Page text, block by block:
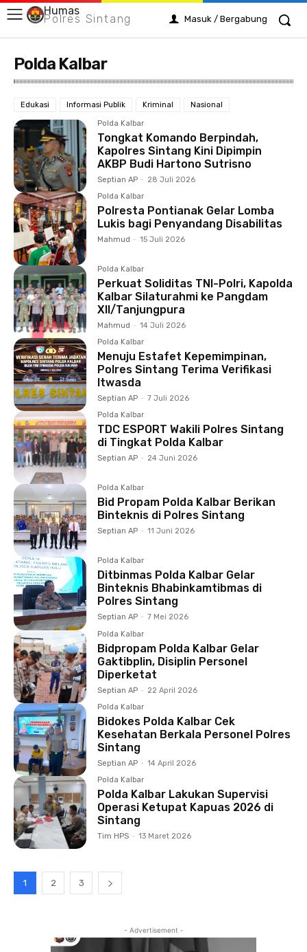
Humas
Polres Sintang Masuk / Bergabung
Polda Kalbar
Edukasi Informasi Publik Kriminal Nasional
Polda Kalbar
Tongkat Komando Berpindah,
Kapolres Sintang Kini Dipimpin
AKBP Budi Hartono Sutrisno
Septian AP - 28 Juli 2026
Polda Kalbar
Polresta Pontianak Gelar Lomba
Lukis bagi Penyandang Disabilitas
Mahmud - 15 Juli 2026
Polda Kalbar
Perkuat Soliditas TNI-Polri, Kapolda
Kalbar Silaturahmi ke Pangdam
XII/Tanjungpura
Mahmud - 14 Juli 2026
Polda Kalbar
Menuju Estafet Kepemimpinan,
Polres Sintang Terima Verifikasi
Itwasda
Septian AP - 7 Juli 2026
Polda Kalbar
TDC ESPORT Wakili Polres Sintang
di Tingkat Polda Kalbar
Septian AP - 24 Juni 2026
Polda Kalbar
Bid Propam Polda Kalbar Berikan
Binteknis di Polres Sintang
Septian AP - 11 Juni 2026
Polda Kalbar
Ditbinmas Polda Kalbar Gelar
Binteknis Bhabinkamtibmas di
Polres Sintang
Septian AP - 7 Mei 2026
Polda Kalbar
Bidpropam Polda Kalbar Gelar
Gaktibplin, Disiplin Personel
Diperketat
Septian AP - 22 April 2026
Polda Kalbar
Bidokes Polda Kalbar Cek
Kesehatan Berkala Personel Polres
Sintang
Septian AP - 14 April 2026
Polda Kalbar
Polda Kalbar Lakukan Supervisi
Operasi Ketupat Kapuas 2026 di
Sintang
Tim HPS - 13 Maret 2026
1 2 3
- Advertisement -